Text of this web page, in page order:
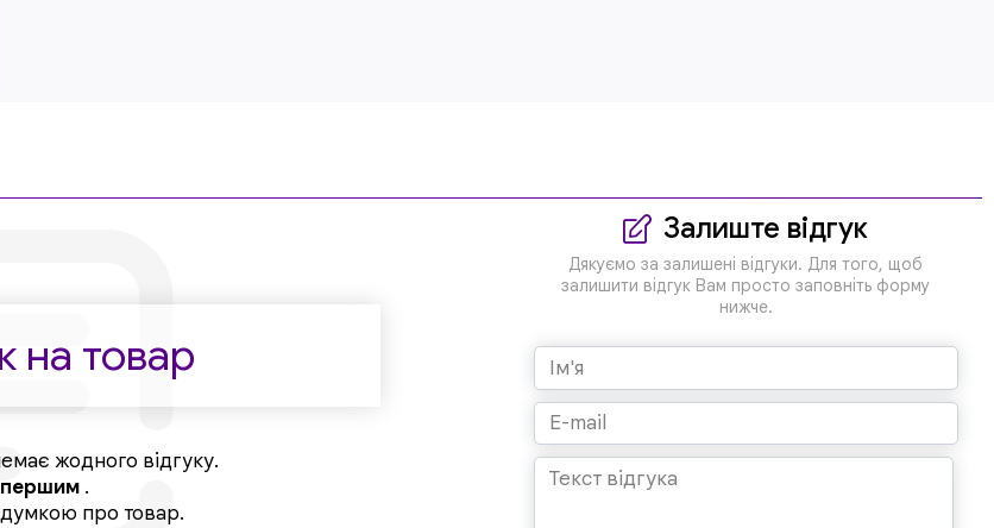
на товар
жодного відгуку.
.
про товар.
Залиште відгук
Дякуємо за залишені відгуки. Для того, щоб
залишити відгук Вам просто заповніть форму
нижче.